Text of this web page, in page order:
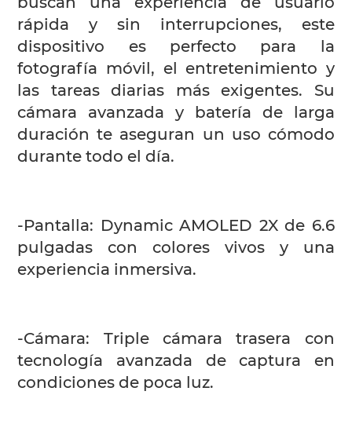
rápida y sin interrupciones, este
dispositivo es perfecto para la
fotografía móvil, el entretenimiento y
las tareas diarias más exigentes. Su
cámara avanzada y batería de larga
duración te aseguran un uso cómodo
durante todo el día.
-Pantalla: Dynamic AMOLED 2X de 6.6
pulgadas con colores vivos y una
experiencia inmersiva.
-Cámara: Triple cámara trasera con
tecnología avanzada de captura en
condiciones de poca luz.